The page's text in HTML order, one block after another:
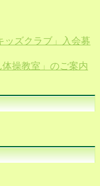
ッズクラブ」入会募
操教室」のご案内